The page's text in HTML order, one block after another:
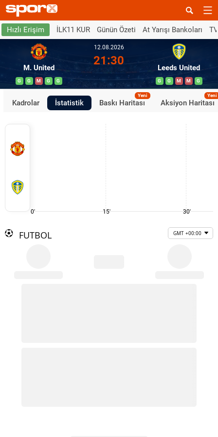
Hızlı Erişim İLK11 KUR Günün Özeti At Yarışı Bankoları
M. United
G G M G G
12.08.2026
21:30
Leeds United
G G M M G
Kadrolar İstatistik Baskı Haritası
Yeni
Aksiyon Haritası
Yeni
0' 15' 30'
FUTBOL GMT +00:00